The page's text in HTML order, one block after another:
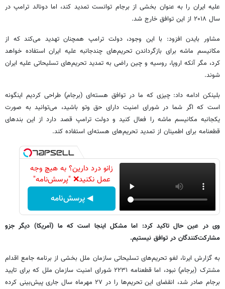
علیه ایران را به عنوان بخشی از برجام توانست تمدید کند، اما دونالد ترامپ در
سال ۲۰۱۸ از این توافق خارج شد.
مشاور بایدن افزود: با این وجود، دولت ترامپ همچنان تهدید می‌کند که از
مکانیسم ماشه برای بازگرداندن تحریم‌های چندجانبه علیه ایران استفاده خواهد
کرد، مگر آنکه اروپا، روسیه و چین راضی به تمدید تحریم‌های تسلیحاتی علیه ایران
شوند.
بلینکن ادامه داد: چیزی که ما در توافق هسته‌ای (برجام) طراحی کردیم اینگونه
است که اگر شما در شورای امنیت دارای حق وتو باشید، می‌توانید به صورت
یکجانبه مکانیسم ماشه را فعال کنید و دولت ترامپ قصد دارد از این بندهای
قطعنامه برای اطمینان از تمدید تحریم‌های هسته‌ای استفاده کند.
زانو درد دارین؟ به هیچ وجه
عمل نکنید❌ "پرسش‌نامه"
◀ پرسش‌نامه
وی در عین حال تاکید کرد: اما مشکل اینجا است که ما (آمریکا) دیگر جزو
مشارکت‌کنندگان در توافق نیستیم.
به گزارش ایرنا، لغو تحریم‌های تسلیحاتی سازمان ملل بخشی از برنامه جامع اقدام
مشترک (برجام) نبود، اما قطعنامه ۲۲۳۱ شورای امنیت سازمان ملل که برای تایید
برجام صادر شد، انقضای این تحریم‌ها را در ۲۷ مهرماه سال جاری پیش‌بینی کرده